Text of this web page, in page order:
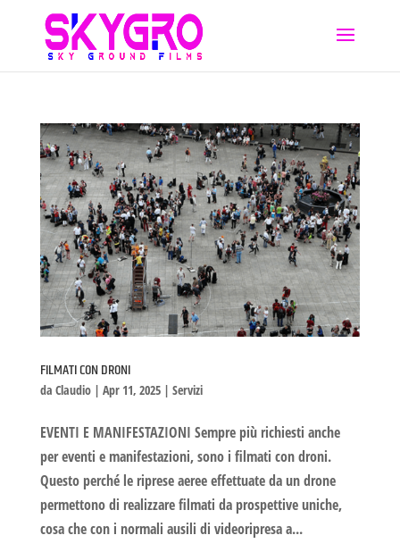
FILMATI CON DRONI
da Claudio| Apr 11, 2025| Servizi
EVENTI E MANIFESTAZIONI Sempre più richiesti anche
per eventi e manifestazioni, sono i filmati con droni.
Questo perché le riprese aeree effettuate da un drone
permettono di realizzare filmati da prospettive uniche,
cosa che con i normali ausili di videoripresa a...